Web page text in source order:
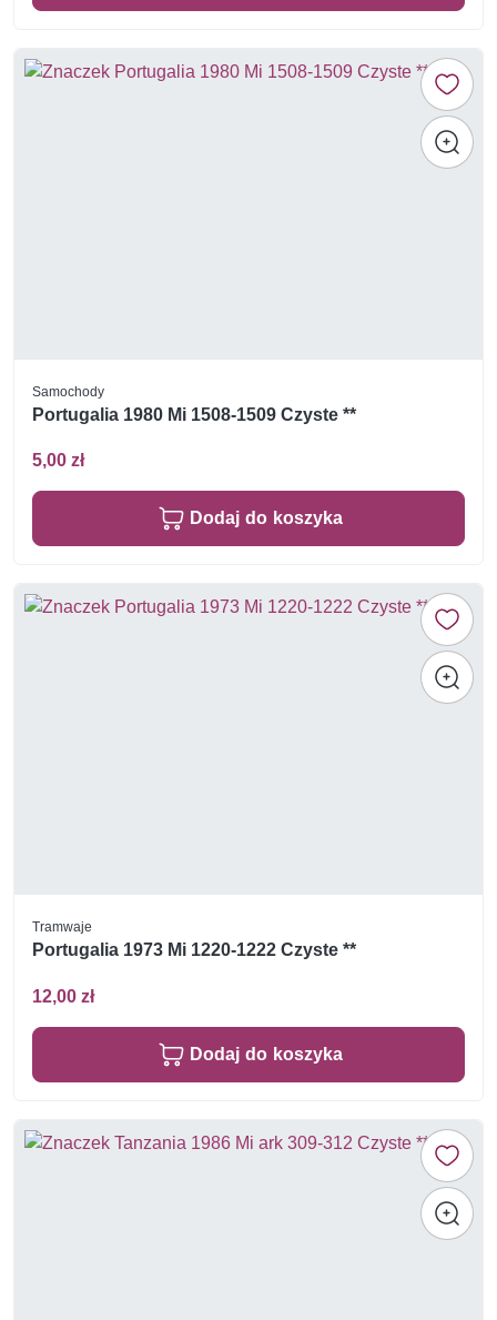
Samochody
Portugalia 1980 Mi 1508-1509 Czyste **
5,00 zł
Dodaj do koszyka
Tramwaje
Portugalia 1973 Mi 1220-1222 Czyste **
12,00 zł
Dodaj do koszyka